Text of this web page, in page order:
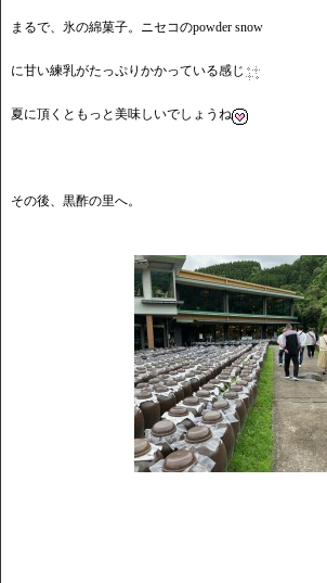
まるで、氷の綿菓子。ニセコのpowder snow
に甘い練乳がたっぷりかかっている感じ
夏に頂くともっと美味しいでしょうね
その後、黒酢の里へ。